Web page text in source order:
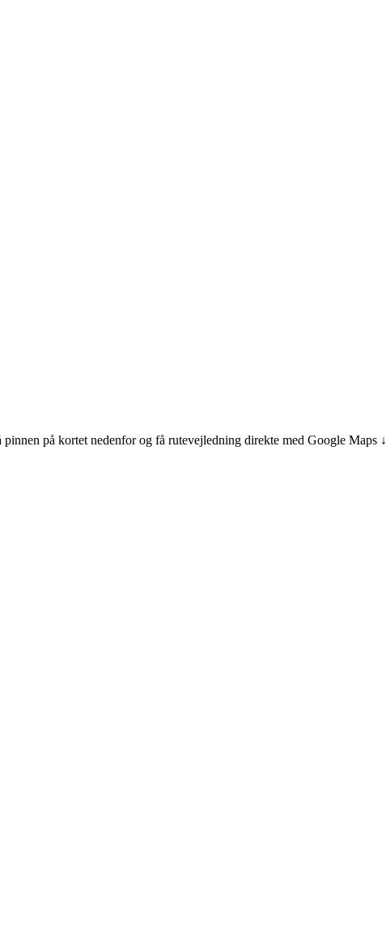
på kortet nedenfor og få rutevejledning direkte med Google Maps ↓